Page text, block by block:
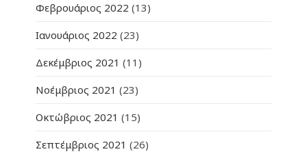
Φεβρουάριος 2022 (13)
Ιανουάριος 2022 (23)
Δεκέμβριος 2021 (11)
Νοέμβριος 2021 (23)
Οκτώβριος 2021 (15)
Σεπτέμβριος 2021 (26)